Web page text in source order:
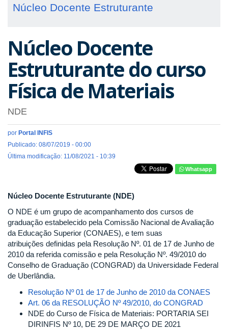
Núcleo Docente Estruturante
Núcleo Docente
Estruturante do curso
Física de Materiais
NDE
por Portal INFIS
Publicado: 08/07/2019 - 00:00
Última modificação: 11/08/2021 - 10:39
Whatsapp
Núcleo Docente Estruturante (NDE)
O NDE é um grupo de acompanhamento dos cursos de
graduação estabelecido pela Comissão Nacional de Avaliação
da Educação Superior (CONAES), e tem suas
atribuições definidas pela Resolução Nº. 01 de 17 de Junho de
2010 da referida comissão e pela Resolução Nº. 49/2010 do
Conselho de Graduação (CONGRAD) da Universidade Federal
de Uberlândia.
Resolução Nº 01 de 17 de Junho de 2010 da CONAES
Art. 06 da RESOLUÇÃO Nº 49/2010, do CONGRAD
NDE do Curso de Física de Materiais: PORTARIA SEI
DIRINFIS Nº 10, DE 29 DE MARÇO DE 2021